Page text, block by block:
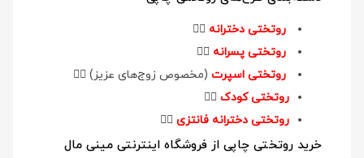
روتختی دخترانه 👉🏻
روتختی پسرانه 👉🏻
روتختی اسپرت (مخصوص زوج‌های عزیز) 👉🏻
روتختی کودک 👉🏻
روتختی دخترانه فانتزی 👉🏻
خرید روتختی چاپی از فروشگاه اینترنتی مینی مال